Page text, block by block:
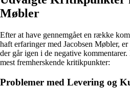
Møbler
Efter at have gennemgået en række
haft erfaringer med Jacobsen Møbler,
der går igen i de negative
mest fremherskende kritikpunkter:
Problemer med Levering og